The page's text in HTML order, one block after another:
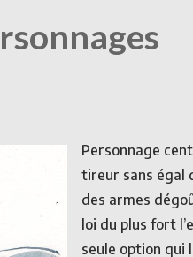
Personnage
tireur sans égal
des armes
loi du plus fort
seule option qui